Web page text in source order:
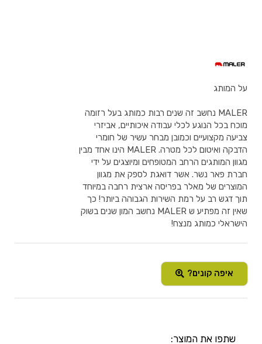
על המותג
MALER נחשב זה שנים רבות כמותג בעל רזומה
מוכח בכל הנוגע לכלי עבודה איכותיים, אביזרי
צביעה מקצועיים וכמובן מבחר עשיר של חומרי
הדבקה ואיטום לכל מטרה. MALER הינו אחד מבין
מגוון המותגים הרחב המטופחים ומיוצגים על ידי
חברת פאר נשר. אשר דואגת לספק את מגוון
המוצרים של מאלר בפריסה ארצית רחבה במיוחד
תוך דגש רב על רמת השירות הגבוהה ביותר! כך
שאין זה מפתיע ש MALER נחשב המון שנים בשוק
הישראלי כמותג מנצח!
איפה קונים?
שתפו את המוצר: